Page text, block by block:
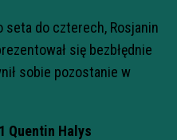
seta do czterech, Rosjanin
się bezbłędnie
sobie pozostanie w
Quentin Halys